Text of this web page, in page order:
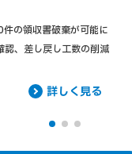
の領収書破棄が可能に
認、差し戻し工数の削減
詳しく見る